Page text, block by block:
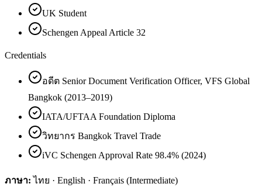
UK Student
Schengen Appeal Article 32
Credentials
อดีต Senior Document Verification Officer, VFS Global
Bangkok (2013–2019)
IATA/UFTAA Foundation Diploma
วิทยากร Bangkok Travel Trade
iVC Schengen Approval Rate 98.4% (2024)
ภาษา: ไทย · English · Français (Intermediate)